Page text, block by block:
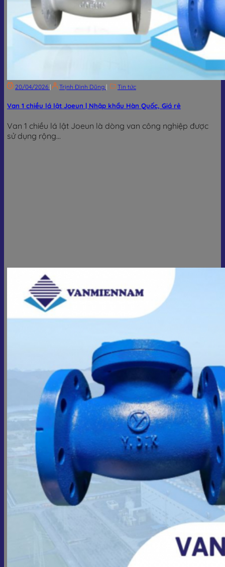
20/04/2026 | Trịnh Đình Dũng | Tin tức
Van 1 chiều lá lật Joeun | Nhập khẩu Hàn Quốc, Giá rẻ
Van 1 chiều lá lật Joeun là dòng van công nghiệp được
sử dụng rộng...